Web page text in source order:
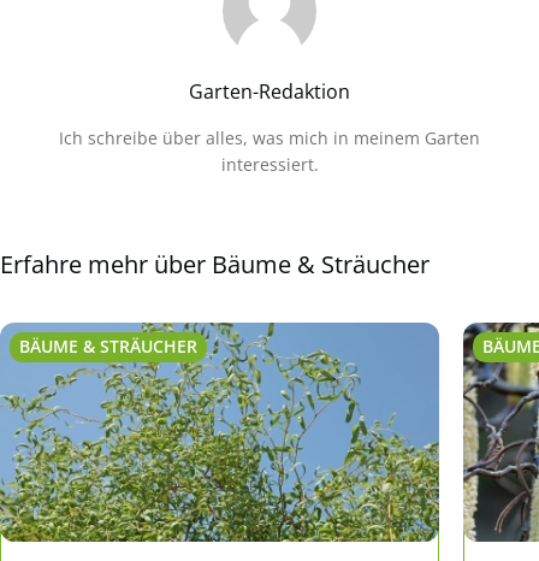
Garten-Redaktion
Ich schreibe über alles, was mich in meinem Garten
interessiert.
Erfahre mehr über Bäume & Sträucher
BÄUME & STRÄUCHER